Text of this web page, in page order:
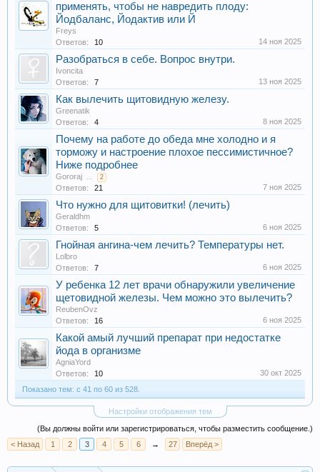
применять, чтобы не навредить плоду:
Йодбаланс, Йодактив или Й
Freys
Ответов:
10 14 ноя 2025
Разобраться в себе. Вопрос внутри.
Ivoncita
Ответов:
7 13 ноя 2025
Как вылечить щитовидную железу.
Greenatik
Ответов:
4 8 ноя 2025
Почему на работе до обеда мне холодно и я
торможу и настроение плохое пессимистичное?
Ниже подробнее
Gororaj ... 2
Ответов: 21 7 ноя 2025
Что нужно для щитовитки! (лечить)
Geraldhm
Ответов:
5 6 ноя 2025
Гнойная ангина-чем лечить? Температуры нет.
Lolbro
Ответов:
7 6 ноя 2025
У ребенка 12 лет врачи обнаружили увеличение
щетовидной железы. Чем можно это вылечить?
ReubenOvz
Ответов:
16 6 ноя 2025
Какой амый лучший препарат при недостатке
йода в организме
AgniaYord
Ответов:
10
30 окт 2025
Показано тем: с 41 по 60 из 528.
Настройки отображения тем
(Вы должны войти или зарегистрироваться, чтобы разместить сообщение.)
< Назад
1 2 3 4 5 6 → 27 Вперёд >